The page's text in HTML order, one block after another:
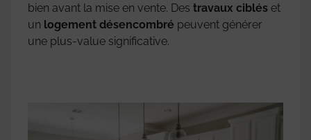
bien avant la mise en vente. Des travaux ciblés et
un logement désencombré peuvent générer
une plus-value significative.